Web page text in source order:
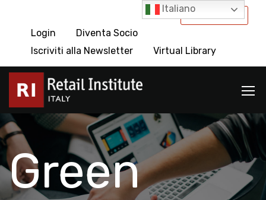
International
Login
Diventa Socio
Iscriviti alla Newsletter
Virtual Library
Green
Italiano